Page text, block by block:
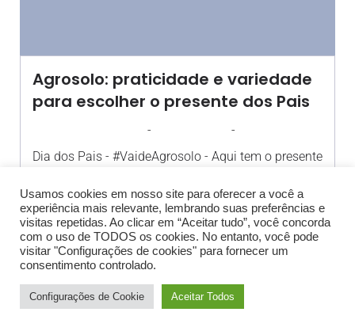
Agrosolo: praticidade e variedade
para escolher o presente dos Pais
- -
Dia dos Pais - #VaideAgrosolo - Aqui tem o presente
© 2026 Blog Agrosolo Bauru. Created with
WordPress andKubio
Usamos cookies em nosso site para oferecer a você a
experiência mais relevante, lembrando suas preferências e
visitas repetidas. Ao clicar em “Aceitar tudo”, você concorda
com o uso de TODOS os cookies. No entanto, você pode
visitar "Configurações de cookies" para fornecer um
consentimento controlado.
Configurações de Cookie Aceitar Todos